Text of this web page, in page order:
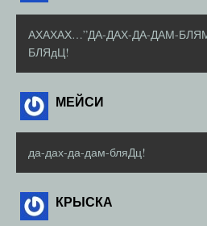
АХАХАХ…”ДА-ДАХ-ДА-ДАМ-
БЛЯдЦ!
МЕЙСИ
да-дах-да-дам-бляДц!
КРЫСКА